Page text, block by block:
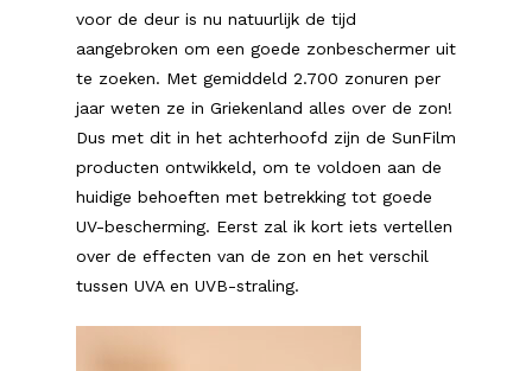
voor de deur is nu natuurlijk de tijd
aangebroken om een goede zonbeschermer uit
te zoeken. Met gemiddeld 2.700 zonuren per
jaar weten ze in Griekenland alles over de zon!
Dus met dit in het achterhoofd zijn de SunFilm
producten ontwikkeld, om te voldoen aan de
huidige behoeften met betrekking tot goede
UV-bescherming. Eerst zal ik kort iets vertellen
over de effecten van de zon en het verschil
tussen UVA en UVB-straling.